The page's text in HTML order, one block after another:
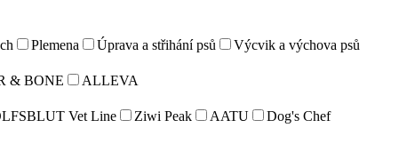
Plemena Úprava a střihání psů
Výcvik a výchova psů
& BONE
ALLEVA
Vet Line Ziwi Peak AATU
Dog's Chef